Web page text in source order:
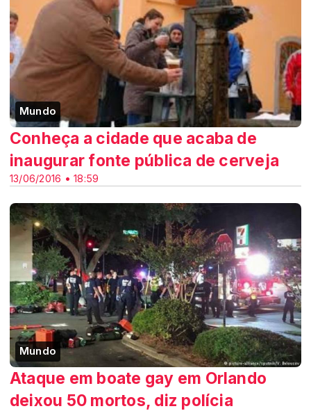
Mundo
13/06/2016 • 18:59
Conheça a cidade que acaba de
inaugurar fonte pública de cerveja
Mundo
Ataque em boate gay em Orlando
deixou 50 mortos, diz polícia